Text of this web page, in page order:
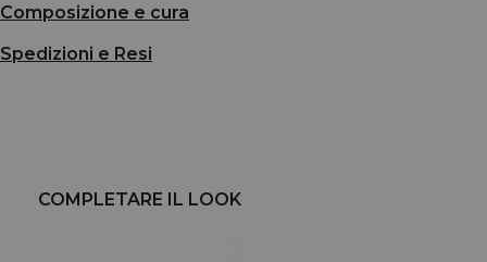
Composizione e cura
Spedizioni e Resi
COMPLETARE IL LOOK